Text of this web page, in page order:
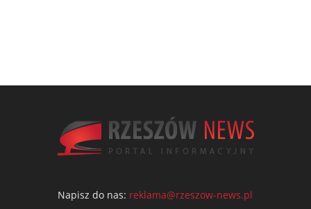
Napisz do nas: reklama@rzeszow-news.pl